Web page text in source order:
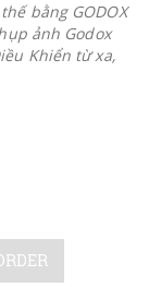
bằng GODOX
ảnh Godox
Khiển từ xa,